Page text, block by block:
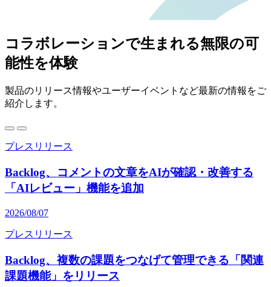
コラボレーションで生まれる無限の可
能性を体験
製品のリリース情報やユーザーイベントなど最新の情報をご
紹介します。
プレスリリース
Backlog、コメントの文章をAIが確認・改善する
「AIレビュー」機能を追加
2026/08/07
プレスリリース
Backlog、複数の課題をつなげて管理できる「関連
課題機能」をリリース